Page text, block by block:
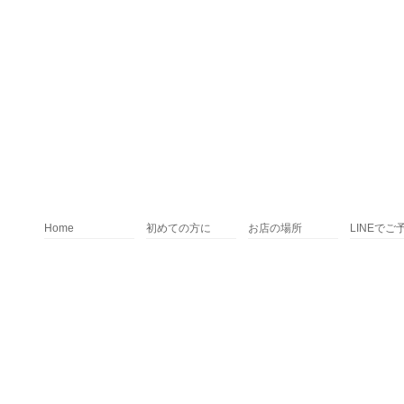
Home 初めての方に お店の場所 LINEでご